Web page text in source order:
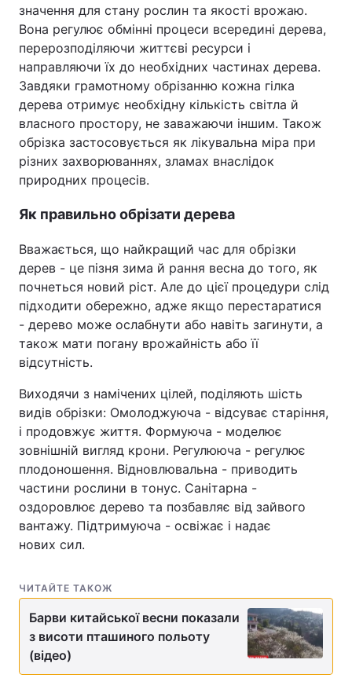
значення для стану рослин та якості врожаю.
Вона регулює обмінні процеси всередині дерева,
перерозподіляючи життєві ресурси і
направляючи їх до необхідних частинах дерева.
Завдяки грамотному обрізанню кожна гілка
дерева отримує необхідну кількість світла й
власного простору, не заважаючи іншим. Також
обрізка застосовується як лікувальна міра при
різних захворюваннях, зламах внаслідок
природних процесів.
Як правильно обрізати дерева
Вважається, що найкращий час для обрізки
дерев - це пізня зима й рання весна до того, як
почнеться новий ріст. Але до цієї процедури слід
підходити обережно, адже якщо перестаратися
- дерево може ослабнути або навіть загинути, а
також мати погану врожайність або її
відсутність.
Виходячи з намічених цілей, поділяють шість
видів обрізки: Омолоджуюча - відсуває старіння,
і продовжує життя. Формуюча - моделює
зовнішній вигляд крони. Регулююча - регулює
плодоношення. Відновлювальна - приводить
частини рослини в тонус. Санітарна -
оздоровлює дерево та позбавляє від зайвого
вантажу. Підтримуюча - освіжає і надає
нових сил.
ЧИТАЙТЕ ТАКОЖ
Барви китайської весни показали
з висоти пташиного польоту
(відео)